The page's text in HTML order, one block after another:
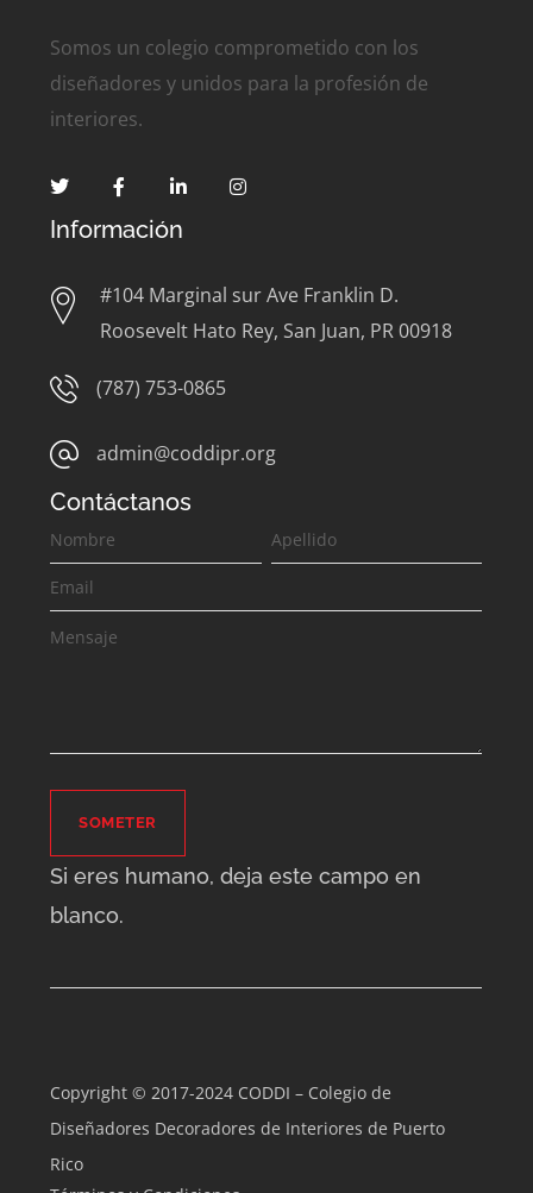
Somos un colegio comprometido con los
diseñadores y unidos para la profesión de
interiores.
Información
#104 Marginal sur Ave Franklin D.
Roosevelt Hato Rey, San Juan, PR 00918
(787) 753-0865
admin@coddipr.org
Contáctanos
Contáctanos
SOMETER
Si eres humano, deja este campo en
blanco.
Copyright © 2017-2024 CODDI – Colegio de
Diseñadores Decoradores de Interiores de Puerto
Rico